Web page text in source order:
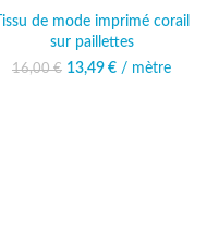
Tissu de mode imprimé corail
sur paillettes
16,00€
Le prix initial était :
13,49 €
Le prix
/ mètre